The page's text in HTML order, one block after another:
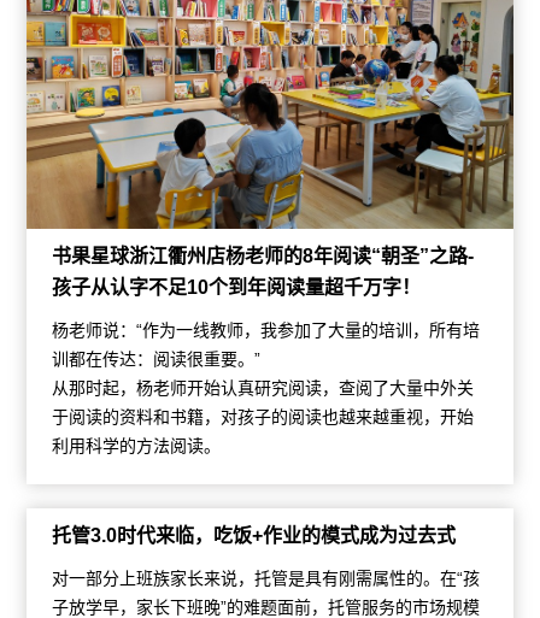
书果星球浙江衢州店杨老师的8年阅读“朝圣”之路-
孩子从认字不足10个到年阅读量超千万字！
杨老师说：“作为一线教师，我参加了大量的培训，所有培
训都在传达：阅读很重要。”
从那时起，杨老师开始认真研究阅读，查阅了大量中外关
于阅读的资料和书籍，对孩子的阅读也越来越重视，开始
利用科学的方法阅读。
托管3.0时代来临，吃饭+作业的模式成为过去式
对一部分上班族家长来说，托管是具有刚需属性的。在“孩
子放学早，家长下班晚”的难题面前，托管服务的市场规模